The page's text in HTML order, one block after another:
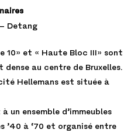
Detang
10» et « Haute Bloc III» sont
au centre de Bruxelles.
Hellemans est située à
un ensemble d’immeubles
’40 à ‘70 et organisé entre